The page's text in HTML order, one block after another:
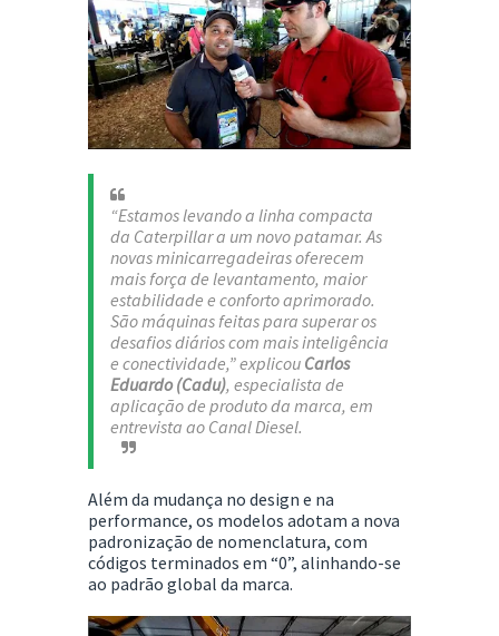
“Estamos levando a linha compacta
da Caterpillar a um novo patamar. As
novas minicarregadeiras oferecem
mais força de levantamento, maior
estabilidade e conforto aprimorado.
São máquinas feitas para superar os
desafios diários com mais inteligência
e conectividade,” explicou Carlos
Eduardo (Cadu), especialista de
aplicação de produto da marca, em
entrevista ao Canal Diesel.
Além da mudança no design e na
performance, os modelos adotam a nova
padronização de nomenclatura, com
códigos terminados em “0”, alinhando-se
ao padrão global da marca.